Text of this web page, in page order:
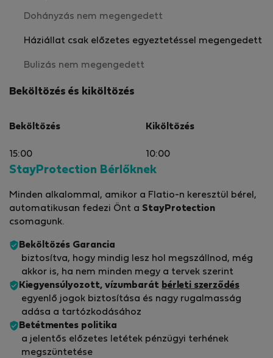
Dohányzás nem megengedett
Háziállat csak előzetes egyeztetéssel megengedett
Bulizás nem megengedett
Beköltözés és kiköltözés
Beköltözés
15:00
Kiköltözés
10:00
StayProtection Bérlőknek
Minden alkalommal, amikor a Flatio-n keresztül bérel,
automatikusan fedezi Önt a StayProtection
csomagunk.
Beköltözés Garancia
biztosítva, hogy mindig lesz hol megszállnod, még
akkor is, ha nem minden megy a tervek szerint
Kiegyensúlyozott, vízumbarát bérleti szerződés
egyenlő jogok biztosítása és nagy rugalmasság
adása a tartózkodásához
Betétmentes politika
a jelentős előzetes letétek pénzügyi terhének
megszüntetése